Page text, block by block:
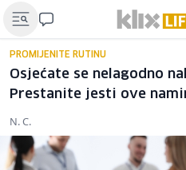
PROMIJENITE RUTINU
Osjećate se nelagodno
Prestanite jesti ove
N. C.